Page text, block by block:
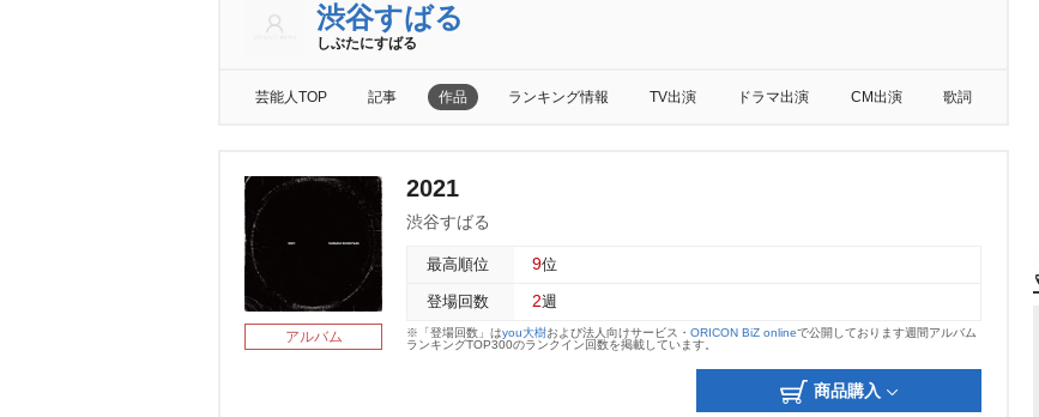
渋谷すばる
しぶたにすばる
芸能人TOP 記事 作品 ランキング情報 TV出演 ドラマ出演 CM出演 歌詞
アルバム
2021
渋谷すばる
最高順位 9位
登場回数 2週
※「登場回数」はyou大樹および法人向けサービス・ ORICON BiZ onlineで公開しております週間アルバム
ランキングTOP300のランクイン回数を掲載しています。
商品購入